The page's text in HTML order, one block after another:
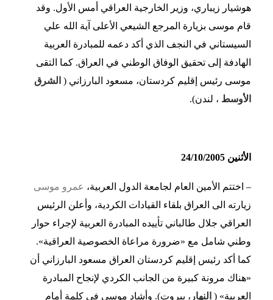
هوشيار زيباري، وزير الخارجية العراقي أمس الأول. وقد
قام موسى بزيارة المرجع الشيعي الأعلى آية الله علي
السيستاني في النجف الذي أكد دعمه للمبادرة العربية
الهادفة إلى تحقيق الوفاق الوطني في العراق. كما التقى
موسى رئيس إقليم كردستان، مسعود البارزاني ( الشرق
الأوسط ، لندن).
الأثنين 24/10/2005
– اختتم الأمين العام لجامعة الدول العربية، عمرو موسى
زيارته الى العراق بلقاء القيادات الكردية، وأعلن الرئيس
العراقي جلال طالباني تأييده المبادرة العربية لإجراء حوار
وطني شامل مع «ضرورة مراعاة الخصوصية العراقية».
كما أكد رئيس إقليم كردستان العراق مسعود البارزاني أن
«هناك مرونة كبيرة من الجانب الكردي لإنجاح المبادرة
العربية» ( النهار ، بيروت). وأشاد موسى في كلمة أمام